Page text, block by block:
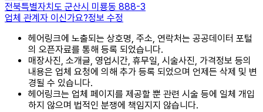
전북특별자치도 군산시 미룡동 888-3
업체 관계자 이신가요?정보 수정
헤어링크에 노출되는 상호명, 주소, 연락처는 공공데이터 포털
의 오픈자료를 통해 등록 되었습니다.
매장사진, 소개글, 영업시간, 휴무일, 시술사진, 가격정보 등의
내용은 업체 요청에 의해 추가 등록 되었으며 언제든 삭제 및 변
경될 수 있습니다.
헤어링크는 업체 페이지를 제공할 뿐 관련 시술 등에 일체 개입
하지 않으며 법적인 분쟁에 책임지지 않습니다.